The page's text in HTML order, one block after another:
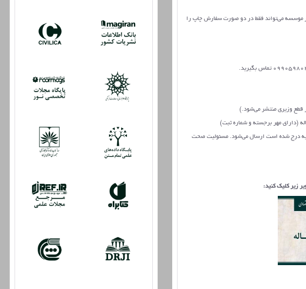
موسسه می‌تواند فقط در دو صورت سفارش چاپ را
وزیری منتشر می‌شود.)
(دارای مهر برجسته و شماره ثبت)
درج شده است ارسال می‌شود. مسئولیت صحت
زیر کلیک کنید: